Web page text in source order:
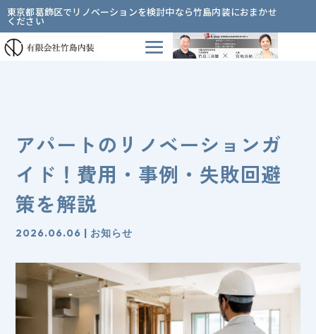
東京都葛飾区でリノベーションを検討中なら竹島内装におまかせ
ください
アパートのリノベーションガ
イド！費用・事例・失敗回避
策を解説
2026.06.06 | お知らせ